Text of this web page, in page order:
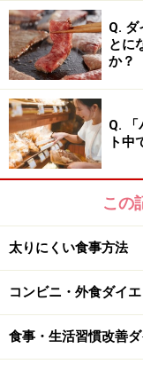
でしょうか。
玄米は、籾殻のみ
芽が残った状態を
かや胚芽を取り除
こそ、ビタミン、
富に含まれています
ここで、玄米と白
（出典： 五訂増補
エネルギ
Q.
とに
か？
Q.
ト中
この
太りにくい食事方法
コンビニ・外食ダイエ
食事・生活習慣改善ダ